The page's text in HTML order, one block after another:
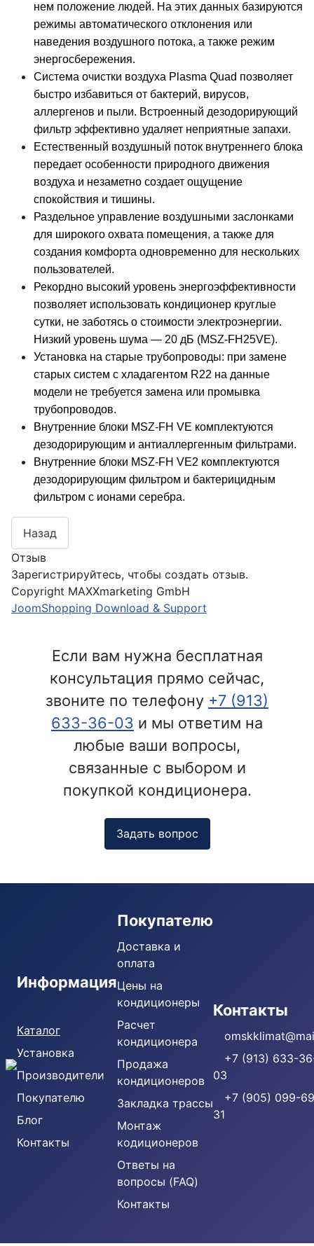
нем положение людей. На этих данных базируются
режимы автоматического отклонения или
наведения воздушного потока, а также режим
энергосбережения.
Система очистки воздуха Plasma Quad позволяет
быстро избавиться от бактерий, вирусов,
аллергенов и пыли. Встроенный дезодорирующий
фильтр эффективно удаляет неприятные запахи.
Естественный воздушный поток внутреннего блока
передает особенности природного движения
воздуха и незаметно создает ощущение
спокойствия и тишины.
Раздельное управление воздушными заслонками
для широкого охвата помещения, а также для
создания комфорта одновременно для нескольких
пользователей.
Рекордно высокий уровень энергоэффективности
позволяет использовать кондиционер круглые
сутки, не заботясь о стоимости электроэнергии.
Низкий уровень шума — 20 дБ (MSZ-FH25VE).
Установка на старые трубопроводы: при замене
старых систем с хладагентом R22 на данные
модели не требуется замена или промывка
трубопроводов.
Внутренние блоки MSZ-FH VE комплектуются
дезодорирующим и антиаллергенным фильтрами.
Внутренние блоки MSZ-FH VE2 комплектуются
дезодорирующим фильтром и бактерицидным
фильтром с ионами серебра.
Отзыв
Зарегистрируйтесь, чтобы создать отзыв.
Copyright MAXXmarketing GmbH
JoomShopping Download & Support
Если вам нужна бесплатная
консультация прямо сейчас,
звоните по телефону +7 (913)
633-36-03 и мы ответим на
любые ваши вопросы,
связанные с выбором и
покупкой кондиционера.
Задать вопрос
Информация
Каталог
Установка
Производители
Покупателю
Блог
Контакты
Покупателю
Доставка и
оплата
Цены на
кондиционеры
Расчет
кондиционера
Продажа
кондиционеров
Закладка трассы
Монтаж
кодиционеров
Ответы на
вопросы (FAQ)
Контакты
Контакты
+7 (913) 633-
03
+7 (905) 099-
31